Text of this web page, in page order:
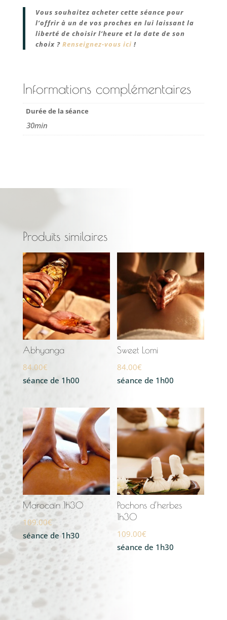
Vous souhaitez acheter cette séance pour
l’offrir à un de vos proches en lui laissant la
liberté de choisir l’heure et la date de son
choix ? Renseignez-vous ici !
Informations complémentaires
Durée de la séance
30min
Produits similaires
Abhyanga
84.00€
séance de 1h00
Sweet Lomi
84.00€
séance de 1h00
Marocain 1h30
109.00€
séance de 1h30
Pochons d’herbes
1h30
109.00€
séance de 1h30